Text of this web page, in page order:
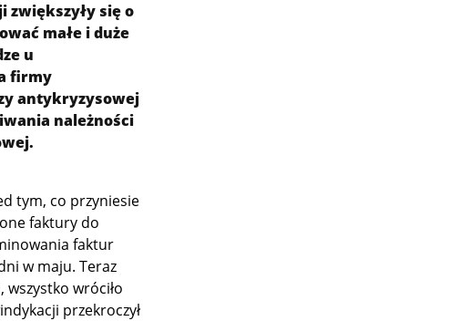
zwiększyły się o
małe i duże
u
firmy
antykryzysowej
należności
tym, co przyniesie
faktury do
faktur
w maju. Teraz
wszystko wróciło
przekroczył